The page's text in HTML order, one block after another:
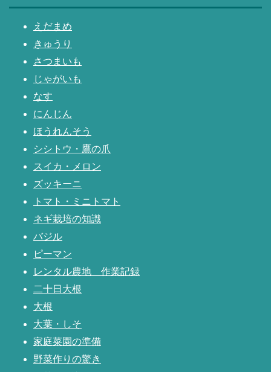
えだまめ
きゅうり
さつまいも
じゃがいも
なす
にんじん
ほうれんそう
シシトウ・鷹の爪
スイカ・メロン
ズッキーニ
トマト・ミニトマト
ネギ栽培の知識
バジル
ピーマン
レンタル農地 作業記録
二十日大根
大根
大葉・しそ
家庭菜園の準備
野菜作りの驚き